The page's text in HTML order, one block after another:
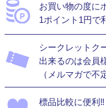
お買い物の度に
1ポイント1円で
シークレットク
出来るのは会員
（メルマガで不
標品比較に便利‼